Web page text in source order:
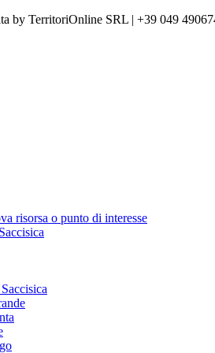
by TerritoriOnline SRL | +39 049
risorsa o punto di interesse